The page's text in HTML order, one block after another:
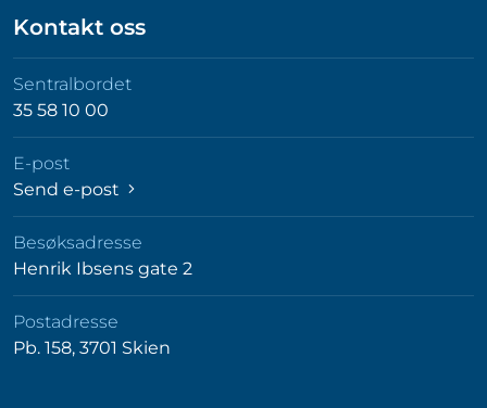
Kontakt oss
Sentralbordet
35 58 10 00
E-post
Send e-post
Besøksadresse
Henrik Ibsens gate 2
Postadresse
Pb. 158, 3701 Skien